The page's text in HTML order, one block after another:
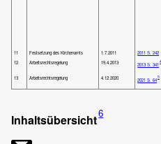
11
Festsetzung des Kirchenamts 1.7.2011 2011 S. 242
12
Arbeitsrechtsregelung 19.4.2013 2013 S. 341
4
13
Arbeitsrechtsregelung 4.12.2020 2021 S. 64
5
Inhaltsübersicht6